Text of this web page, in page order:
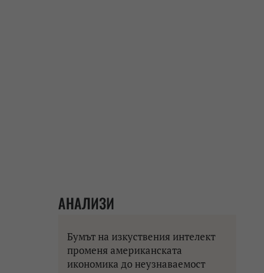
АНАЛИЗИ
Бумът на изкуствения интелект
променя американската
икономика до неузнаваемост